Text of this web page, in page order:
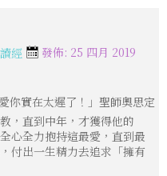
經
發佈: 25 四月 2019
你實在太遲了！」聖師奧思定
，直到中年，才獲得他的
心全力抱持這最愛，直到最
付出一生精力去追求「擁有